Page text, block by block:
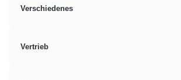
Verschiedenes
Vertrieb